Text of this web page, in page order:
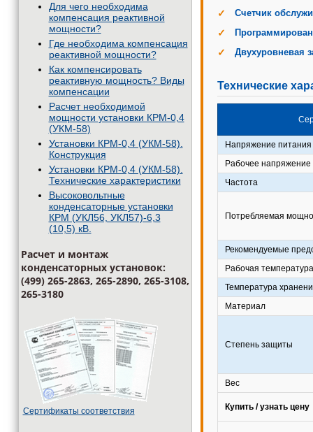
Для чего необходима
компенсация реактивной
мощности?
Где необходима компенсация
реактивной мощности?
Как компенсировать
реактивную мощность? Виды
компенсации
Расчет необходимой
мощности установки КРМ-0,4
(УКМ-58)
Установки КРМ-0,4 (УКМ-58).
Конструкция
Установки КРМ-0,4 (УКМ-58).
Технические характеристики
Высоковольтные
конденсаторные установки
КРМ (УКЛ56, УКЛ57)-6,3
(10,5) кВ.
Расчет и монтаж
конденсаторных установок:
(499) 265-2863, 265-2890, 265-3108,
265-3180
Cертификаты соответствия
Счетчик
Двухуровневая
Технические
Напряжение питания
Рабочее напряжение
Частота
Потребляемая
Рекомендуемые
Рабочая температура
Температура
Материал
Степень защиты
Вес
Купить / узнать цену